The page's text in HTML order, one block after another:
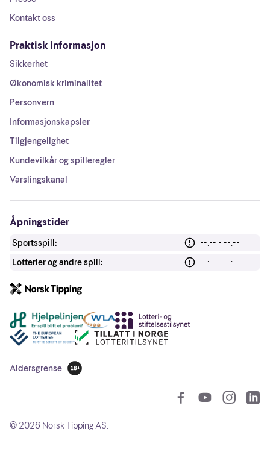
Kontakt oss
Praktisk informasjon
Sikkerhet
Økonomisk kriminalitet
Personvern
Informasjonskapsler
Tilgjengelighet
Kundevilkår og spilleregler
Varslingskanal
Åpningstider
Sportsspill:
--:-- - --:--
Lotterier og andre spill:
--:-- - --:--
Andre lenker
Aldersgrense
18 år
© 2026 Norsk Tipping AS.